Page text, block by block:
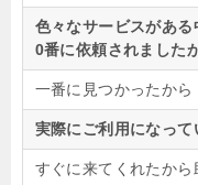
色々なサービスがあ
0番に依頼されました
一番に見つかったから
実際にご利用になって
すぐに来てくれたから